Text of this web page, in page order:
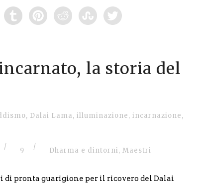
la storia del
, Dalai Lama, illuminazione, incarnazione,
/ 9 / Dharma e dintorni, Maestri
di pronta guarigione per il ricovero del Dalai